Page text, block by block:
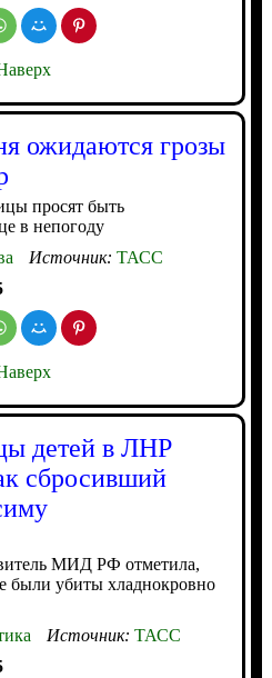
ожидаются грозы
просят быть
в непогоду
Источник: ТАСС
детей в ЛНР
сбросивший
МИД РФ отметила,
были убиты хладнокровно
Источник: ТАСС